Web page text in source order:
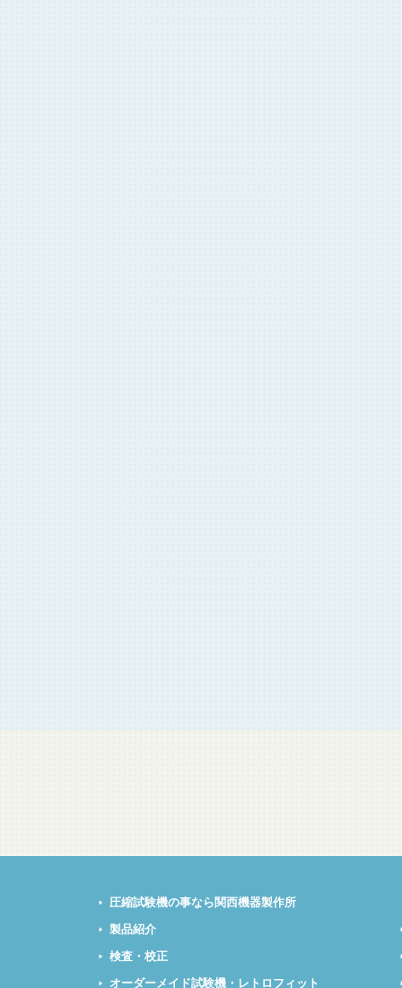
圧縮試験機の事なら関西機器製作所
製品紹介
検査・校正
オーダーメイド試験機・レトロフィット